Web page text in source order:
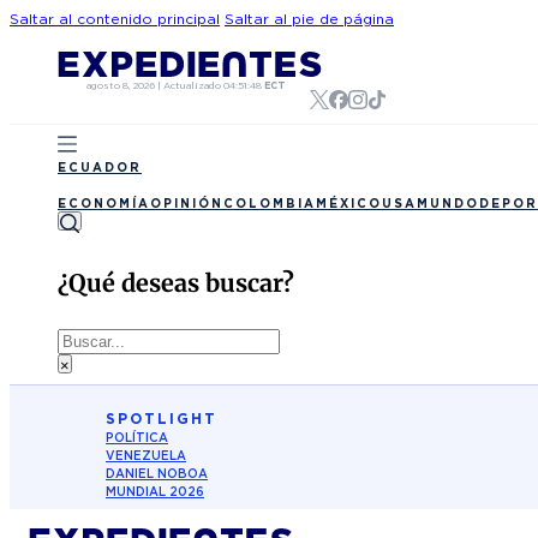
Saltar al contenido principal Saltar al pie de página
agosto 8, 2026 | Actualizado 04:51:48 ECT
ECUADOR
ECONOMÍA OPINIÓN COLOMBIA MÉXICO USA MUNDO
¿Qué deseas buscar?
Buscar
×
SPOTLIGHT
POLÍTICA
VENEZUELA
DANIEL NOBOA
MUNDIAL 2026